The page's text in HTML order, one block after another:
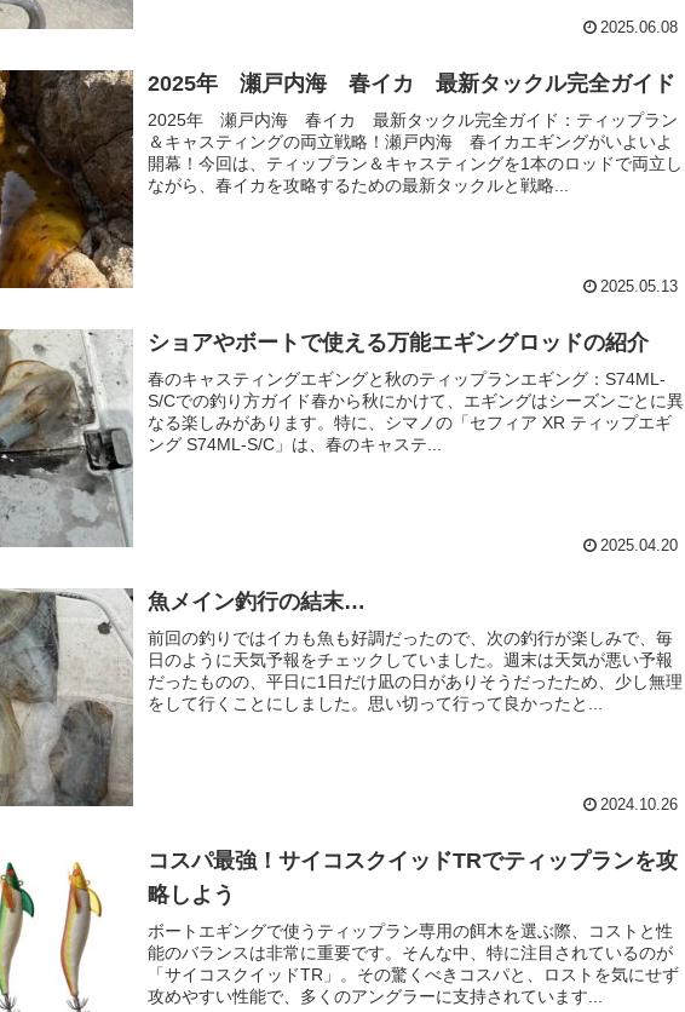
2025.06.08
2025年 瀬戸内海 春イカ 最新タックル完全ガイド
2025年 瀬戸内海 春イカ 最新タックル完全ガイド：ティップラン
＆キャスティングの両立戦略！瀬戸内海 春イカエギングがいよいよ
開幕！今回は、ティップラン＆キャスティングを1本のロッドで両立し
ながら、春イカを攻略するための最新タックルと戦略...
2025.05.13
ショアやボートで使える万能エギングロッドの紹介
春のキャスティングエギングと秋のティップランエギング：S74ML-
S/Cでの釣り方ガイド春から秋にかけて、エギングはシーズンごとに異
なる楽しみがあります。特に、シマノの「セフィア XR ティップエギ
ング S74ML-S/C」は、春のキャステ...
2025.04.20
魚メイン釣行の結末…
前回の釣りではイカも魚も好調だったので、次の釣行が楽しみで、毎
日のように天気予報をチェックしていました。週末は天気が悪い予報
だったものの、平日に1日だけ凪の日がありそうだったため、少し無理
をして行くことにしました。思い切って行って良かったと...
2024.10.26
コスパ最強！サイコスクイッドTRでティップランを攻
略しよう
ボートエギングで使うティップラン専用の餌木を選ぶ際、コストと性
能のバランスは非常に重要です。そんな中、特に注目されているのが
「サイコスクイッドTR」。その驚くべきコスパと、ロストを気にせず
攻めやすい性能で、多くのアングラーに支持されています...